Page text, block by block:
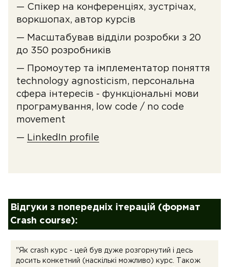
— Спікер на конференціях, зустрічах,
воркшопах, автор курсів
— Масштабував відділи розробки з 20
до 350 розробників
— Промоутер та імплементатор поняття
technology agnosticism, персональна
сфера інтересів - функціональні мови
програмування, low code / no code
movement
— LinkedIn profile
Відгуки з попередніх ітерацій (формат
Crash course):
"Як crash курс - цей був дуже розгорнутий і десь
досить конкетний (наскількі можливо) курс. Також